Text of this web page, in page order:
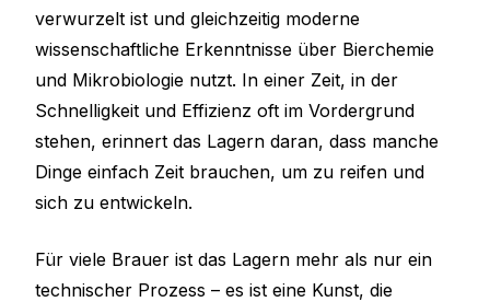
verwurzelt ist und gleichzeitig moderne
wissenschaftliche Erkenntnisse über Bierchemie
und Mikrobiologie nutzt. In einer Zeit, in der
Schnelligkeit und Effizienz oft im Vordergrund
stehen, erinnert das Lagern daran, dass manche
Dinge einfach Zeit brauchen, um zu reifen und
sich zu entwickeln.
Für viele Brauer ist das Lagern mehr als nur ein
technischer Prozess – es ist eine Kunst, die